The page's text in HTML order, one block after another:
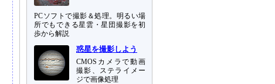
PCソフトで撮影＆処理。明るい場
所でもできる星雲・星団撮影を初
歩から解説
惑星を撮影しよう
CMOSカメラで動画
撮影、ステライメー
ジで画像処理